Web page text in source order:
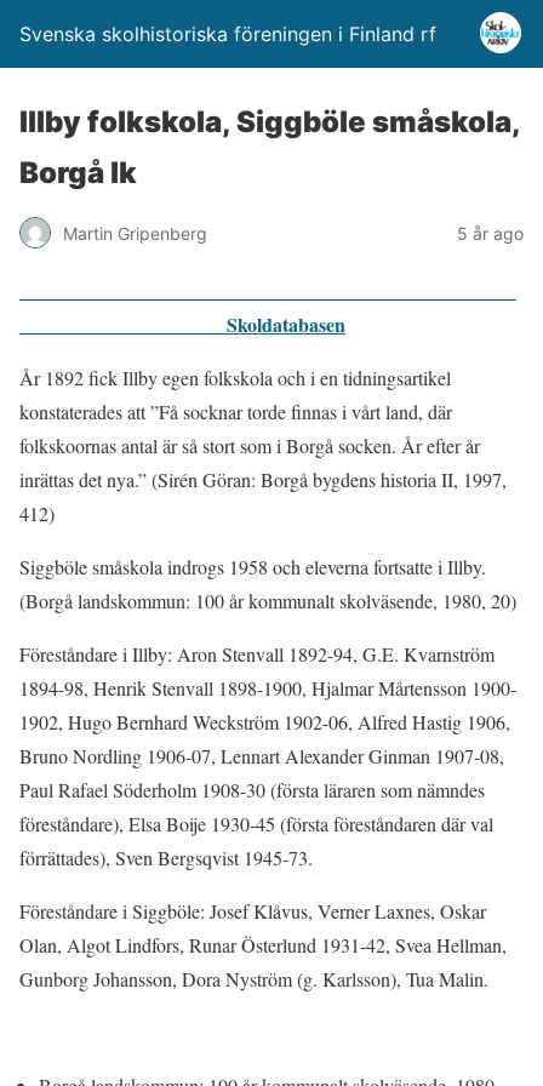
Svenska skolhistoriska föreningen i Finland rf
Illby folkskola, Siggböle småskola,
Borgå lk
Martin Gripenberg 5 år ago
Skoldatabasen
År 1892 fick Illby egen folkskola och i en tidningsartikel
konstaterades att ”Få socknar torde finnas i vårt land, där
folkskoornas antal är så stort som i Borgå socken. År efter år
inrättas det nya.” (Sirén Göran: Borgå bygdens historia II, 1997,
412)
Siggböle småskola indrogs 1958 och eleverna fortsatte i Illby.
(Borgå landskommun: 100 år kommunalt skolväsende, 1980, 20)
Föreståndare i Illby: Aron Stenvall 1892-94, G.E. Kvarnström
1894-98, Henrik Stenvall 1898-1900, Hjalmar Mårtensson 1900-
1902, Hugo Bernhard Weckström 1902-06, Alfred Hastig 1906,
Bruno Nordling 1906-07, Lennart Alexander Ginman 1907-08,
Paul Rafael Söderholm 1908-30 (första läraren som nämndes
föreståndare), Elsa Boije 1930-45 (första föreståndaren där val
förrättades), Sven Bergsqvist 1945-73.
Föreståndare i Siggböle: Josef Klåvus, Verner Laxnes, Oskar
Olan, Algot Lindfors, Runar Österlund 1931-42, Svea Hellman,
Gunborg Johansson, Dora Nyström (g. Karlsson), Tua Malin.